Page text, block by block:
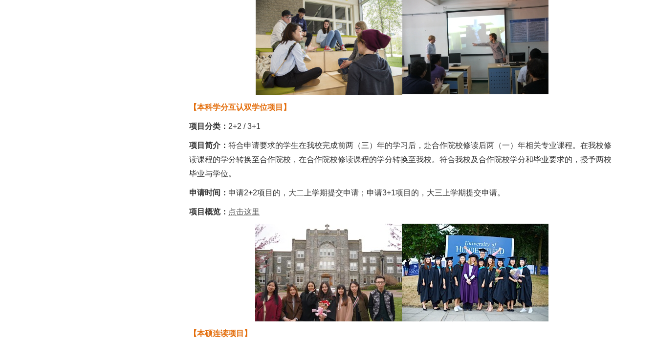
【本科学分互认双学位项目】
项目分类： 2+2 / 3+1
项目简介： 符合申请要求的学生在我校完成前两（三）年的学习后，赴合作院校修读后两（一）年相关专业课程。在我校修
读课程的学分转换至合作院校，在合作院校修读课程的学分转换至我校。符合我校及合作院校学分和毕业要求的，授予两校
毕业与学位。
申请时间： 申请2+2项目的，大二上学期提交申请；申请3+1项目的，大三上学期提交申请。
项目概览： 点击这里
【本硕连读项目】